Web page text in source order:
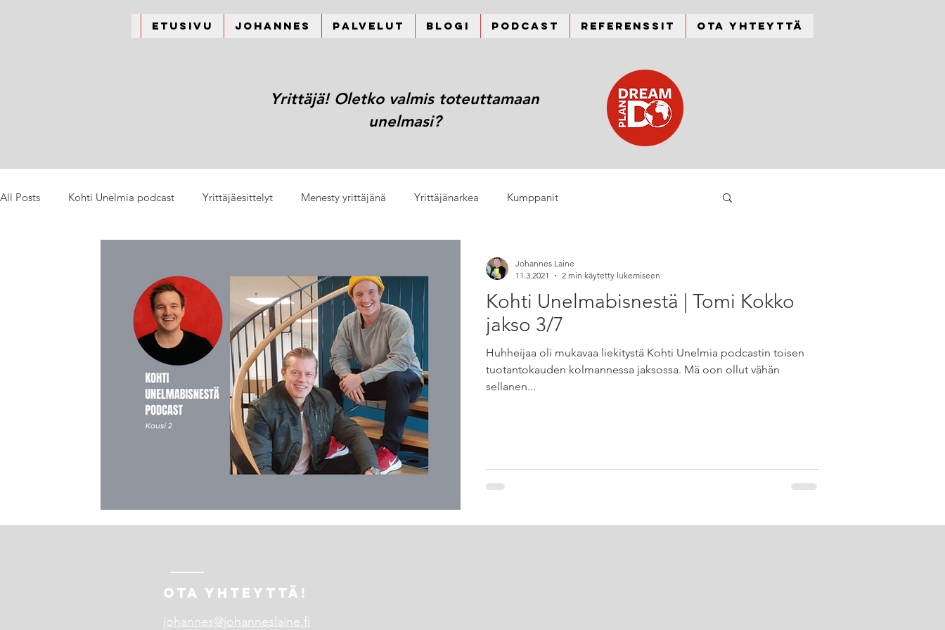
Etusivu Johannes Palvelut Blogi Podcast Referenssit Ota yhteyttä
Yrittäjä! Oletko valmis toteuttamaan
unelmasi?
All Posts Kohti Unelmia podcast Yrittäjäesittelyt Menesty yrittäjänä Yrittäjänarkea Kumppanit
Kohti Unelmabisnestä | Tomi Kokko
jakso 3/7
Huhheijaa oli mukavaa liekitystä Kohti Unelmia podcastin toisen
tuotantokauden kolmannessa jaksossa. Mä oon ollut vähän
sellanen...
Johannes Laine
11.3.2021
2 min käytetty lukemiseen
OTA YHTEYTTÄ!
johannes@johanneslaine.fi